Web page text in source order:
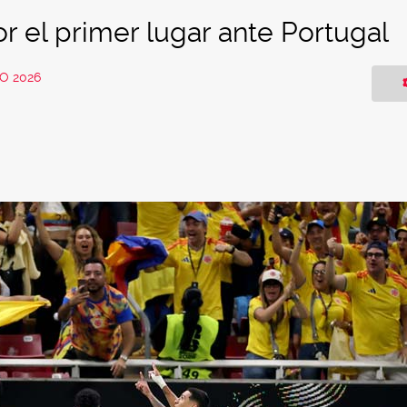
el primer lugar ante Portugal
2026